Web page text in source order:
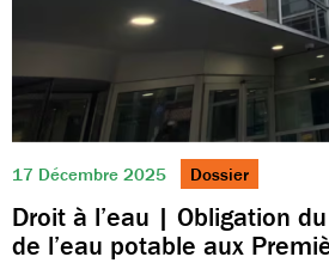
17 Décembre 2025 Dossier
Droit à l’eau | Obligation
de l’eau potable aux